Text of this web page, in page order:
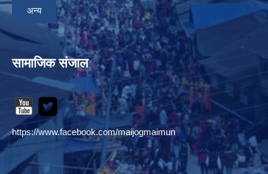
अन्य
सामाजिक संजाल
https://www.facebook.com/maijogmaimun